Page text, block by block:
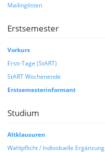
Mailinglisten
Erstsemester
Vorkurs
Ersti-Tage (StART)
StART Wochenende
Erstsemesterinformant
Studium
Altklausuren
Wahlpflicht / Individuelle Ergänzung